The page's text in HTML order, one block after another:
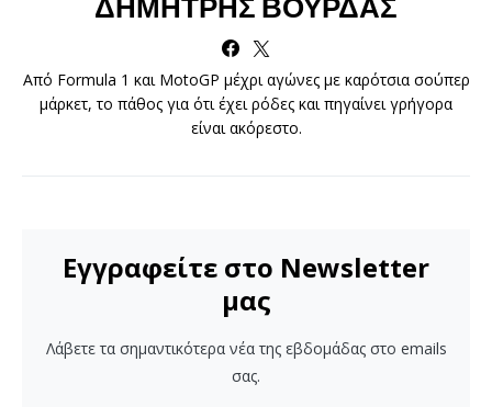
Από Formula 1 και MotoGP μέχρι αγώνες με καρότσια σούπερ
μάρκετ, το πάθος για ότι έχει ρόδες και πηγαίνει γρήγορα
είναι ακόρεστο.
Εγγραφείτε στο Newsletter
μας
Λάβετε τα σημαντικότερα νέα της εβδομάδας στο emails
σας.